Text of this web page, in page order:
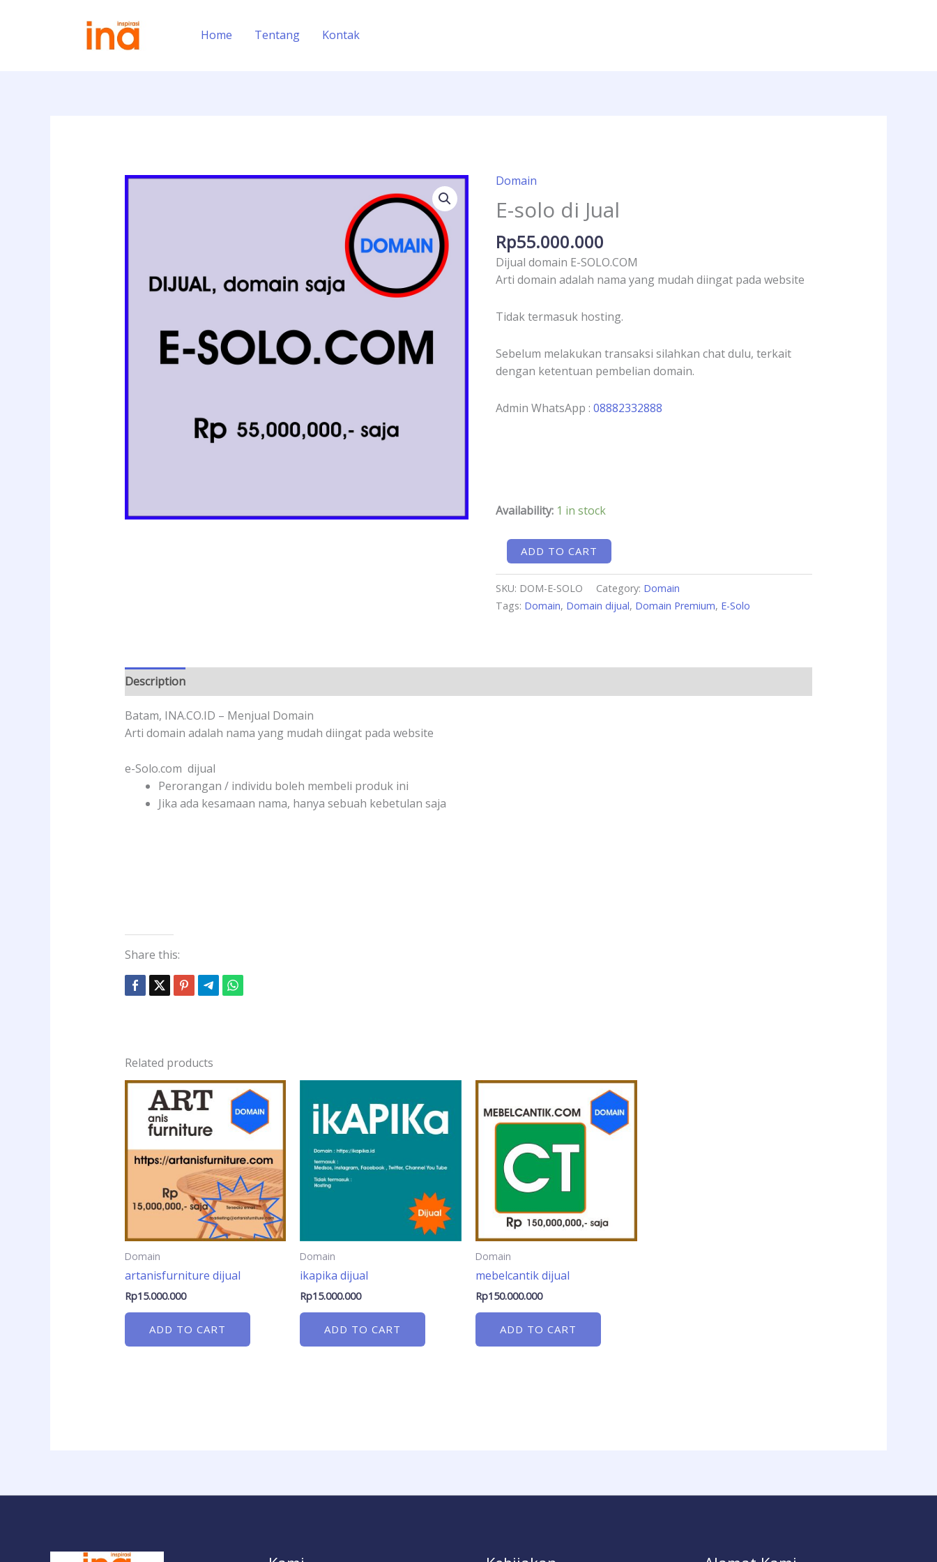
Home Tentang Kontak
Domain
E-solo di Jual
Rp55.000.000
Dijual domain E-SOLO.COM
Arti domain adalah nama yang mudah diingat pada website
Tidak termasuk hosting.
Sebelum melakukan transaksi silahkan chat dulu, terkait
dengan ketentuan pembelian domain.
Admin WhatsApp :08882332888
Availability: 1 in stock
E-
solo
di
Jual
quantity
ADD TO CART
SKU: DOM-E-SOLO Category: Domain
Tags: Domain, Domain dijual, Domain Premium, E-Solo
Description
Batam, INA.CO.ID – Menjual Domain
Arti domain adalah nama yang mudah diingat pada website
e-Solo.com dijual
Perorangan / individu boleh membeli produk ini
Jika ada kesamaan nama, hanya sebuah kebetulan saja
Share this:
Related products
Domain
artanisfurniture dijual
Rp15.000.000
ADD TO CART
Domain
ikapika dijual
Rp15.000.000
ADD TO CART
Domain
mebelcantik dijual
Rp150.000.000
ADD TO CART